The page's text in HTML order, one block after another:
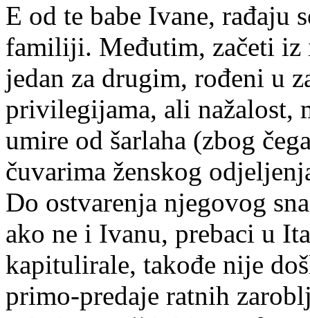
E od te babe Ivane,
familiji. Međutim, začeti iz
jedan za drugim, rođeni u
privilegijama, ali nažalost,
umire od šarlaha (zbog
čuvarima ženskog
Do ostvarenja njegovog
ako ne i Ivanu, prebaci u
kapitulirale, takođe nije
primo-predaje ratnih